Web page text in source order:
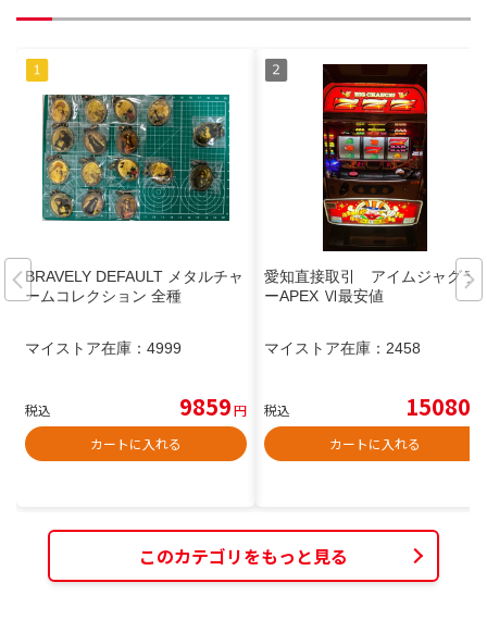
BRAVELY DEFAULT メタルチャ
ームコレクション 全種
マイストア在庫： 4999
税込 9859円
カートに入れる
愛知直接取引 アイムジャグラ
ーAPEX Ⅵ最安値
マイストア在庫： 2458
税込 15080
カートに入れる
このカテゴリをもっと見る